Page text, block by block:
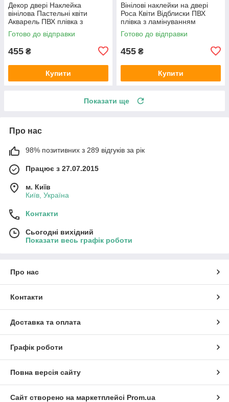
Декор двері Наклейка
вінілова Пастельні квіти
Акварель ПВХ плівка з
ламінуванням 600х1800 мм
абстракція Сірий
Готово до відправки
455 ₴
Купити
Вінілові наклейки на двері
Роса Квіти Відблиски ПВХ
плівка з ламінуванням
600х1800 мм Абстракція
Рожевий
Готово до відправки
455 ₴
Купити
Показати ще
Про нас
98% позитивних з 289 відгуків за рік
Працює з 27.07.2015
м. Київ
Київ, Україна
Контакти
Сьогодні вихідний
Показати весь графік роботи
Про нас
Контакти
Доставка та оплата
Графік роботи
Повна версія сайту
Сайт створено на маркетплейсі Prom.ua